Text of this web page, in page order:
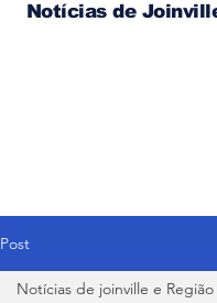
Notícias de
Post
Notícias de joinville e Região